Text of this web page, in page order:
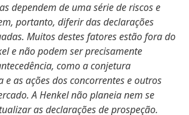
dependem de uma série de riscos e
portanto, diferir das declarações
Muitos destes fatores estão fora do
e não podem ser precisamente
como a conjetura
e as ações dos concorrentes e outros
A Henkel não planeia nem se
as declarações de prospeção.